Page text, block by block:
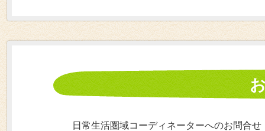
日常生活圏域コーディネーターへのお問合